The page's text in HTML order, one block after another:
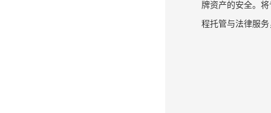
牌资产的安全。
程托管与法律服